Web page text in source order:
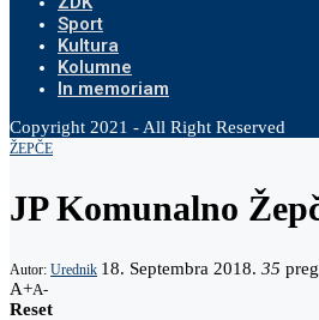
Sport
Kultura
Kolumne
In memoriam
Copyright 2021 - All Right Reserved
ŽEPČE
JP Komunalno
Autor: Urednik 18. Septembra 2018. 35
A+A-
Reset